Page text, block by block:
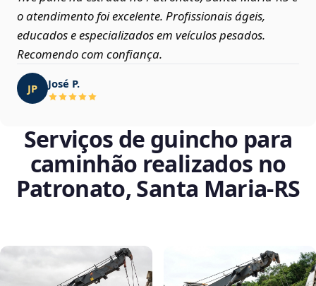
o atendimento foi excelente. Profissionais ágeis,
educados e especializados em veículos pesados.
Recomendo com confiança.
JP José P.
Serviços de guincho para
caminhão realizados no
Patronato, Santa Maria‑RS